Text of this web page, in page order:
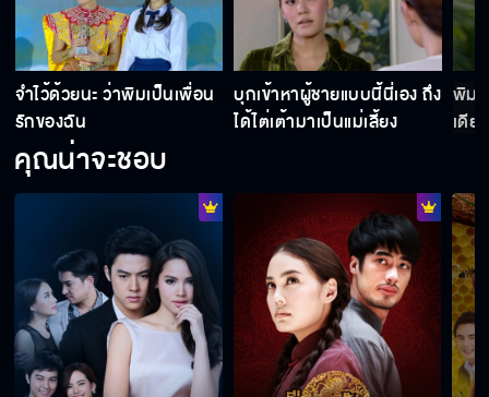
จำไว้ด้วยนะ ว่าพิมเป็นเพื่อน
รักของฉัน
บุกเข้าหาผู้ชายแบบนี้นี่เอง ถึง
ได้ไต่เต้ามาเป็นแม่เลี้ยง
พิมเ
เดี
คุณน่าจะชอบ